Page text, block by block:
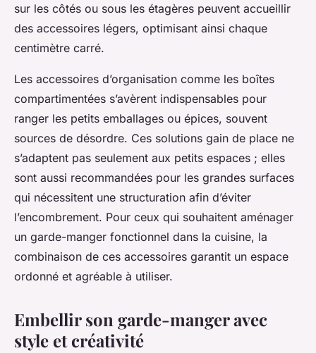
sur les côtés ou sous les étagères peuvent accueillir
des accessoires légers, optimisant ainsi chaque
centimètre carré.
Les accessoires d’organisation comme les boîtes
compartimentées s’avèrent indispensables pour
ranger les petits emballages ou épices, souvent
sources de désordre. Ces solutions gain de place ne
s’adaptent pas seulement aux petits espaces ; elles
sont aussi recommandées pour les grandes surfaces
qui nécessitent une structuration afin d’éviter
l’encombrement. Pour ceux qui souhaitent aménager
un garde-manger fonctionnel dans la cuisine, la
combinaison de ces accessoires garantit un espace
ordonné et agréable à utiliser.
Embellir son garde-manger avec
style et créativité